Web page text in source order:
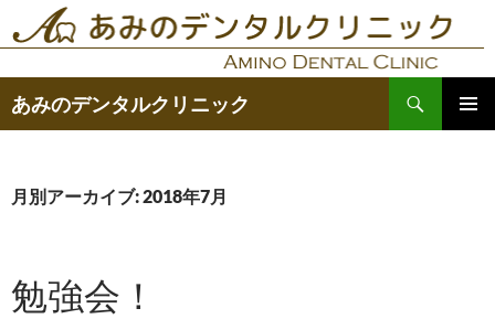
ン
ツ
キ
あみのデンタルクリニック
索
月別アーカイブ: 2018年7月
勉強会！